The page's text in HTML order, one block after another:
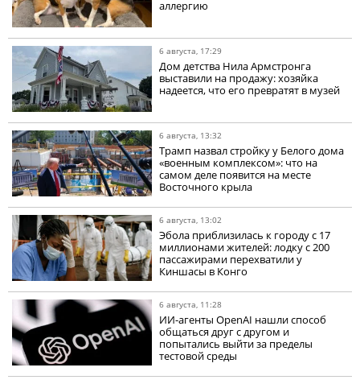
аллергию
6 августа, 17:29
Дом детства Нила Армстронга
выставили на продажу: хозяйка
надеется, что его превратят в музей
6 августа, 13:32
Трамп назвал стройку у Белого дома
«военным комплексом»: что на
самом деле появится на месте
Восточного крыла
6 августа, 13:02
Эбола приблизилась к городу с 17
миллионами жителей: лодку с 200
пассажирами перехватили у
Киншасы в Конго
6 августа, 11:28
ИИ-агенты OpenAI нашли способ
общаться друг с другом и
попытались выйти за пределы
тестовой среды